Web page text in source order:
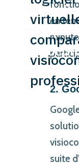
en
2.
suite